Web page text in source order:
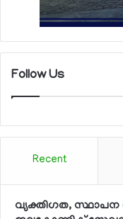
Follow Us
Recent
വ്യക്തിഗത, സ്ഥാപന